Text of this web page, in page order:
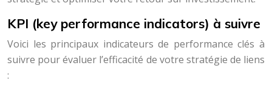
KPI (key performance indicators) à suivre
Voici les principaux indicateurs de performance clés à
suivre pour évaluer l’efficacité de votre stratégie de liens
: